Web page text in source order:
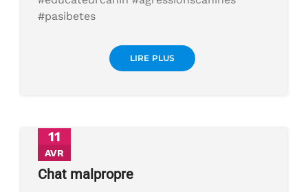
#pasibetes
LIRE PLUS
11
AVR
Chat malpropre